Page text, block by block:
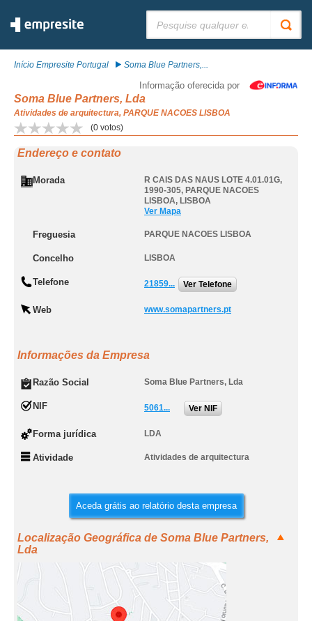
Início Empresite Portugal Soma Blue Partners,...
Informação oferecida por
Soma Blue Partners, Lda
Atividades de arquitectura, PARQUE NACOES LISBOA
(0 votos)
Endereço e contato
Morada
R CAIS DAS NAUS LOTE 4.01.01G,
1990-305, PARQUE NACOES
LISBOA, LISBOA
Ver Mapa
Freguesia PARQUE NACOES LISBOA
Concelho LISBOA
Telefone 21859... Ver Telefone
Web www.somapartners.pt
Informações da Empresa
Razão Social Soma Blue Partners, Lda
NIF 5061... Ver NIF
Forma jurídica LDA
Atividade Atividades de arquitectura
Aceda grátis ao relatório desta empresa
Localização Geográfica de Soma Blue Partners,
Lda